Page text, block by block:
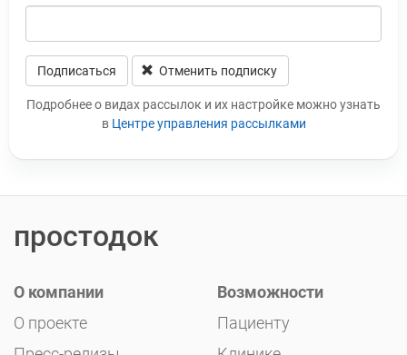
Подписаться Отменить подписку
Leave this field blank
Подробнее о видах рассылок и их настройке можно узнать
в Центре управления рассылками
простодок
О компании
О проекте
Возможности
Пациенту